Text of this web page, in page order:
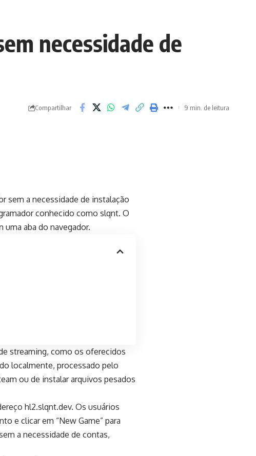
necessidade de
Compartilhar 9 min. de leitura
sem a necessidade de instalação
conhecido como slqnt. O
aba do navegador.
streaming, como os oferecidos
localmente, processado pelo
ou de instalar arquivos pesados
hl2.slqnt.dev. Os usuários
e clicar em “New Game” para
a necessidade de contas,